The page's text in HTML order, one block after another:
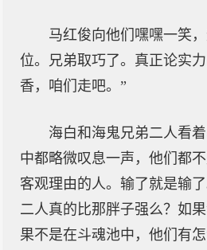
马红俊向他们嘿嘿一笑
位。兄弟取巧了。真正论实
香，咱们走吧。”
海白和海鬼兄弟二人看
中都略微叹息一声，他们都
客观理由的人。输了就是输
二人真的比那胖子强么？如
果不是在斗魂池中，他们有